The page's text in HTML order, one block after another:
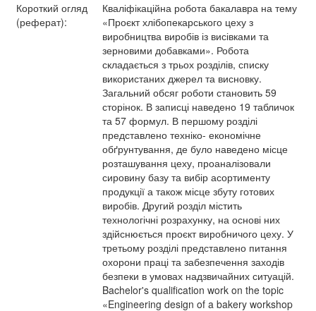
Короткий огляд
(реферат):
Кваліфікаційна робота бакалавра на тему
«Проєкт хлібопекарського цеху з
виробництва виробів із висівками та
зерновими добавками». Робота
складається з трьох розділів, списку
використаних джерел та висновку.
Загальний обсяг роботи становить 59
сторінок. В записці наведено 19 табличок
та 57 формул. В першому розділі
представлено техніко- економічне
обґрунтування, де було наведено місце
розташування цеху, проаналізовали
сировину базу та вибір асортименту
продукції а також місце збуту готових
виробів. Другий розділ містить
технологічні розрахунку, на основі них
здійснюється проєкт виробничого цеху. У
третьому розділі представлено питання
охорони праці та забезпечення заходів
безпеки в умовах надзвичайних ситуацій.
Bachelor's qualification work on the topic
«Engineering design of a bakery workshop